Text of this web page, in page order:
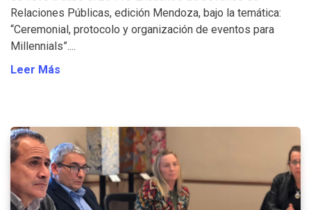
Relaciones Públicas, edición Mendoza, bajo la temática:
“Ceremonial, protocolo y organización de eventos para
Millennials”....
Leer Más